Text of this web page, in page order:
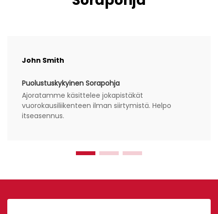
John Smith
Puolustuskykyinen Sorapohja
Ajoratamme käsittelee jokapistäkät
vuorokausiliikenteen ilman siirtymistä. Helpo
itseasennus.